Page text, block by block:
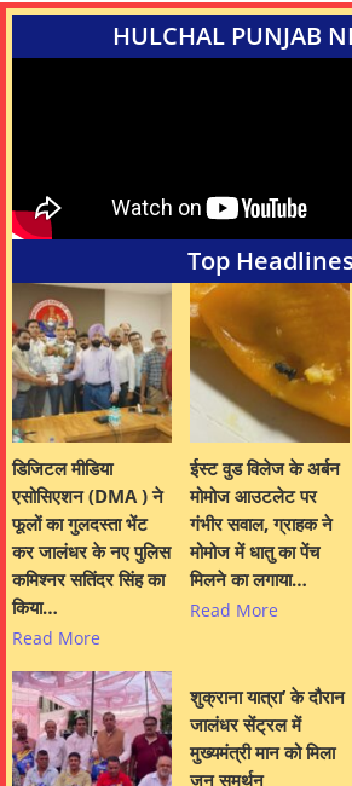
HULCHAL PUNJAB
Top Headlines
डिजिटल मीडिया
एसोसिएशन (DMA ) ने
फूलों का गुलदस्ता भेंट
कर जालंधर के नए पुलिस
कमिश्नर सतिंदर सिंह का
किया…
Read More
ईस्ट वुड विलेज के अर्बन
मोमोज आउटलेट पर
गंभीर सवाल, ग्राहक ने
मोमोज में धातु का पेंच
मिलने का लगाया…
Read More
शुक्राना यात्रा’ के दौरान
जालंधर सेंट्रल में
मुख्यमंत्री मान को मिला
जन समर्थन